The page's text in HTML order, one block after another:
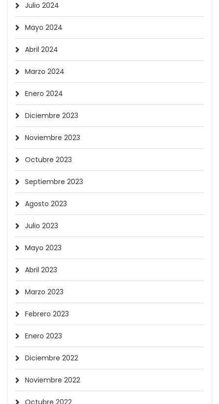
Julio 2024
Mayo 2024
Abril 2024
Marzo 2024
Enero 2024
Diciembre 2023
Noviembre 2023
Octubre 2023
Septiembre 2023
Agosto 2023
Julio 2023
Mayo 2023
Abril 2023
Marzo 2023
Febrero 2023
Enero 2023
Diciembre 2022
Noviembre 2022
Octubre 2022